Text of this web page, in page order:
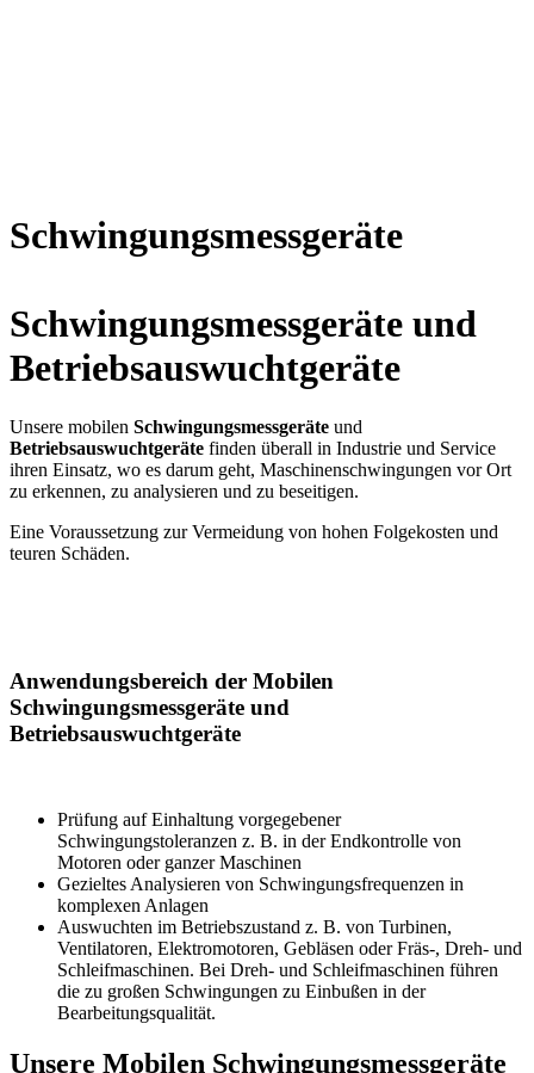
Schwingungsmessgeräte
Schwingungsmessgeräte und
Betriebsauswuchtgeräte
Unsere mobilen Schwingungsmessgeräte und
Betriebsauswuchtgeräte finden überall in Industrie und Service
ihren Einsatz, wo es darum geht, Maschinenschwingungen vor Ort
zu erkennen, zu analysieren und zu beseitigen.
Eine Voraussetzung zur Vermeidung von hohen Folgekosten und
teuren Schäden.
Anwendungsbereich der Mobilen
Schwingungsmessgeräte und
Betriebsauswuchtgeräte
Prüfung auf Einhaltung vorgegebener
Schwingungstoleranzen z. B. in der Endkontrolle von
Motoren oder ganzer Maschinen
Gezieltes Analysieren von Schwingungsfrequenzen in
komplexen Anlagen
Auswuchten im Betriebszustand z. B. von Turbinen,
Ventilatoren, Elektromotoren, Gebläsen oder Fräs-, Dreh- und
Schleifmaschinen. Bei Dreh- und Schleifmaschinen führen
die zu großen Schwingungen zu Einbußen in der
Bearbeitungsqualität.
Unsere Mobilen Schwingungsmessgeräte